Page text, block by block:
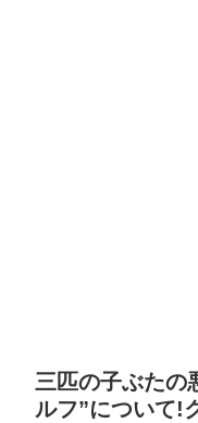
三匹の子ぶたの
ルフ”について!